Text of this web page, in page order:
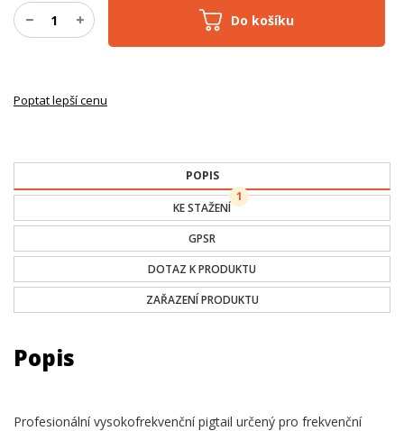
Do košíku
Poptat lepší cenu
POPIS
KE STAŽENÍ
1
GPSR
DOTAZ K PRODUKTU
ZAŘAZENÍ PRODUKTU
Popis
Profesionální vysokofrekvenční pigtail určený pro frekvenční